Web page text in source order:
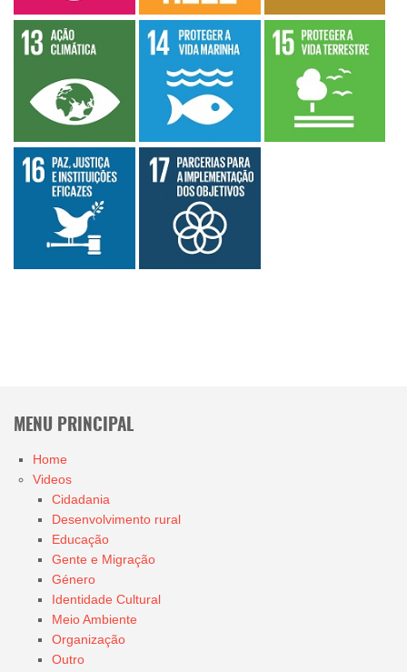
MENU PRINCIPAL
Home
Videos
Cidadania
Desenvolvimento rural
Educação
Gente e Migração
Género
Identidade Cultural
Meio Ambiente
Organização
Outro